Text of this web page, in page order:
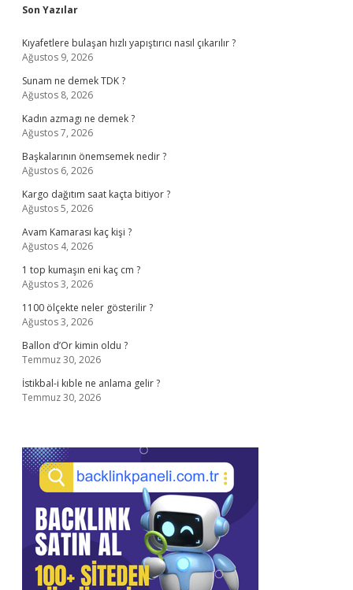
Sidebar
Son Yazılar
Kıyafetlere bulaşan hızlı yapıştırıcı nasıl çıkarılır ?
Ağustos 9, 2026
Sunam ne demek TDK ?
Ağustos 8, 2026
Kadın azmagı ne demek ?
Ağustos 7, 2026
Başkalarının önemsemek nedir ?
Ağustos 6, 2026
Kargo dağıtım saat kaçta bitiyor ?
Ağustos 5, 2026
Avam Kamarası kaç kişi ?
Ağustos 4, 2026
1 top kumaşın eni kaç cm ?
Ağustos 3, 2026
1100 ölçekte neler gösterilir ?
Ağustos 3, 2026
Ballon d’Or kimin oldu ?
Temmuz 30, 2026
İstikbal-i kıble ne anlama gelir ?
Temmuz 30, 2026